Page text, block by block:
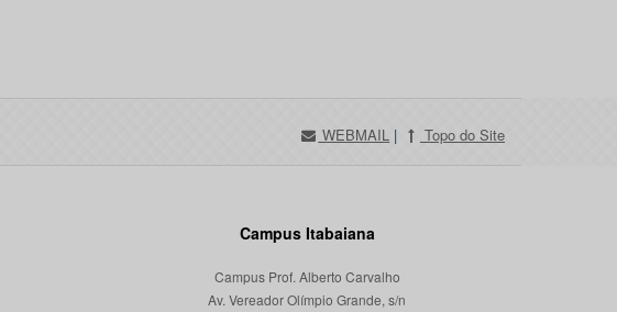
WEBMAIL | Topo do Site
Campus Itabaiana
Campus Prof. Alberto Carvalho
Av. Vereador Olímpio Grande, s/n